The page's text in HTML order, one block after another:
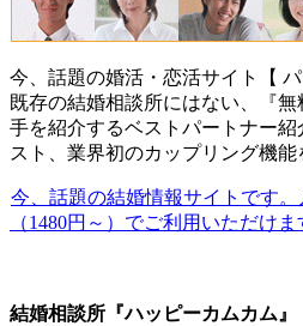
今、話題の婚活・恋活サイト【 パ
既存の結婚相談所にはない、『
手を紹介するベストパートナー
スト、業界初のカップリング機能
今、話題の結婚情報サイトです
（1480円～）でご利用いただけま
結婚相談所『ハッピーカムカム』